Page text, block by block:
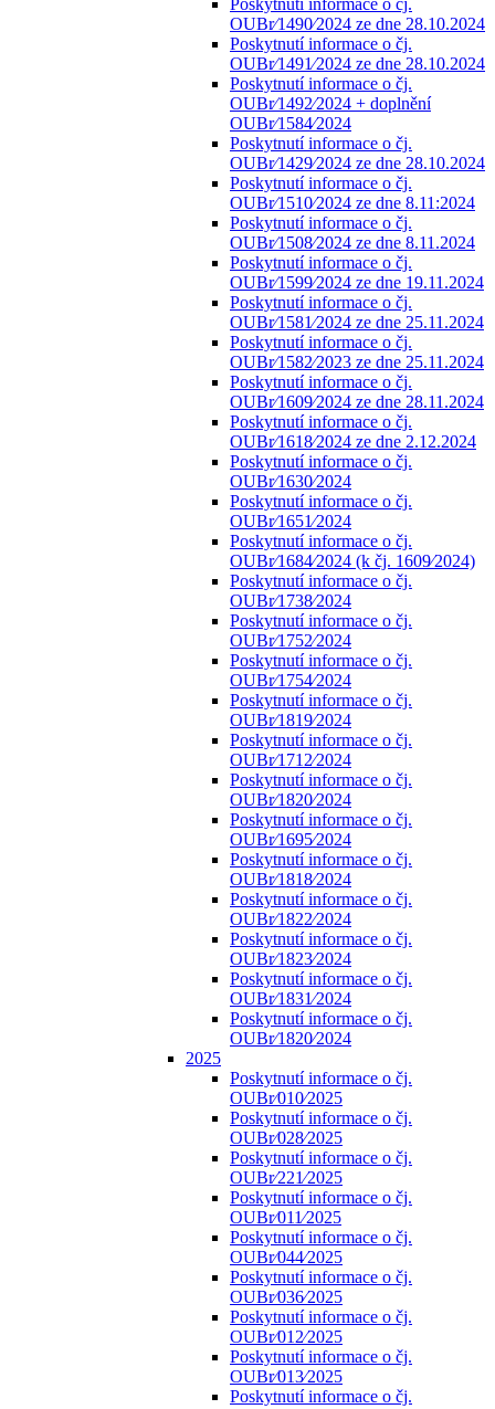
Poskytnutí informace o čj.
OUBr⁄1490⁄2024 ze dne 28.10.2024
Poskytnutí informace o čj.
OUBr⁄1491⁄2024 ze dne 28.10.2024
Poskytnutí informace o čj.
OUBr⁄1492⁄2024 + doplnění
OUBr⁄1584⁄2024
Poskytnutí informace o čj.
OUBr⁄1429⁄2024 ze dne 28.10.2024
Poskytnutí informace o čj.
OUBr⁄1510⁄2024 ze dne 8.11:2024
Poskytnutí informace o čj.
OUBr⁄1508⁄2024 ze dne 8.11.2024
Poskytnutí informace o čj.
OUBr⁄1599⁄2024 ze dne 19.11.2024
Poskytnutí informace o čj.
OUBr⁄1581⁄2024 ze dne 25.11.2024
Poskytnutí informace o čj.
OUBr⁄1582⁄2023 ze dne 25.11.2024
Poskytnutí informace o čj.
OUBr⁄1609⁄2024 ze dne 28.11.2024
Poskytnutí informace o čj.
OUBr⁄1618⁄2024 ze dne 2.12.2024
Poskytnutí informace o čj.
OUBr⁄1630⁄2024
Poskytnutí informace o čj.
OUBr⁄1651⁄2024
Poskytnutí informace o čj.
OUBr⁄1684⁄2024 (k čj. 1609⁄2024)
Poskytnutí informace o čj.
OUBr⁄1738⁄2024
Poskytnutí informace o čj.
OUBr⁄1752⁄2024
Poskytnutí informace o čj.
OUBr⁄1754⁄2024
Poskytnutí informace o čj.
OUBr⁄1819⁄2024
Poskytnutí informace o čj.
OUBr⁄1712⁄2024
Poskytnutí informace o čj.
OUBr⁄1820⁄2024
Poskytnutí informace o čj.
OUBr⁄1695⁄2024
Poskytnutí informace o čj.
OUBr⁄1818⁄2024
Poskytnutí informace o čj.
OUBr⁄1822⁄2024
Poskytnutí informace o čj.
OUBr⁄1823⁄2024
Poskytnutí informace o čj.
OUBr⁄1831⁄2024
Poskytnutí informace o čj.
OUBr⁄1820⁄2024
2025
Poskytnutí informace o čj.
OUBr⁄010⁄2025
Poskytnutí informace o čj.
OUBr⁄028⁄2025
Poskytnutí informace o čj.
OUBr⁄221⁄2025
Poskytnutí informace o čj.
OUBr⁄011⁄2025
Poskytnutí informace o čj.
OUBr⁄044⁄2025
Poskytnutí informace o čj.
OUBr⁄036⁄2025
Poskytnutí informace o čj.
OUBr⁄012⁄2025
Poskytnutí informace o čj.
OUBr⁄013⁄2025
Poskytnutí informace o čj.